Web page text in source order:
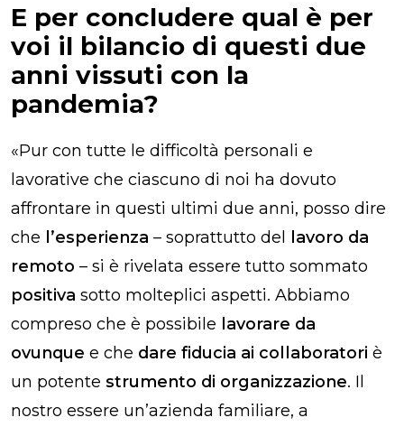
E per concludere qual è per
voi il bilancio di questi due
anni vissuti con la
pandemia?
«Pur con tutte le difficoltà personali e
lavorative che ciascuno di noi ha dovuto
affrontare in questi ultimi due anni, posso dire
che l’esperienza – soprattutto del lavoro da
remoto – si è rivelata essere tutto sommato
positiva sotto molteplici aspetti. Abbiamo
compreso che è possibile lavorare da
ovunque e che dare fiducia ai collaboratori è
un potente strumento di organizzazione. Il
nostro essere un’azienda familiare, a